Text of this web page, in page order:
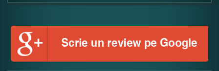
Formular pareri client
Numele dumneavoastra: